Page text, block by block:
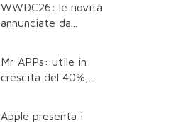
WWDC26: le novità
annunciate da...
Mr APPs: utile in
crescita del 40%,...
Apple presenta i